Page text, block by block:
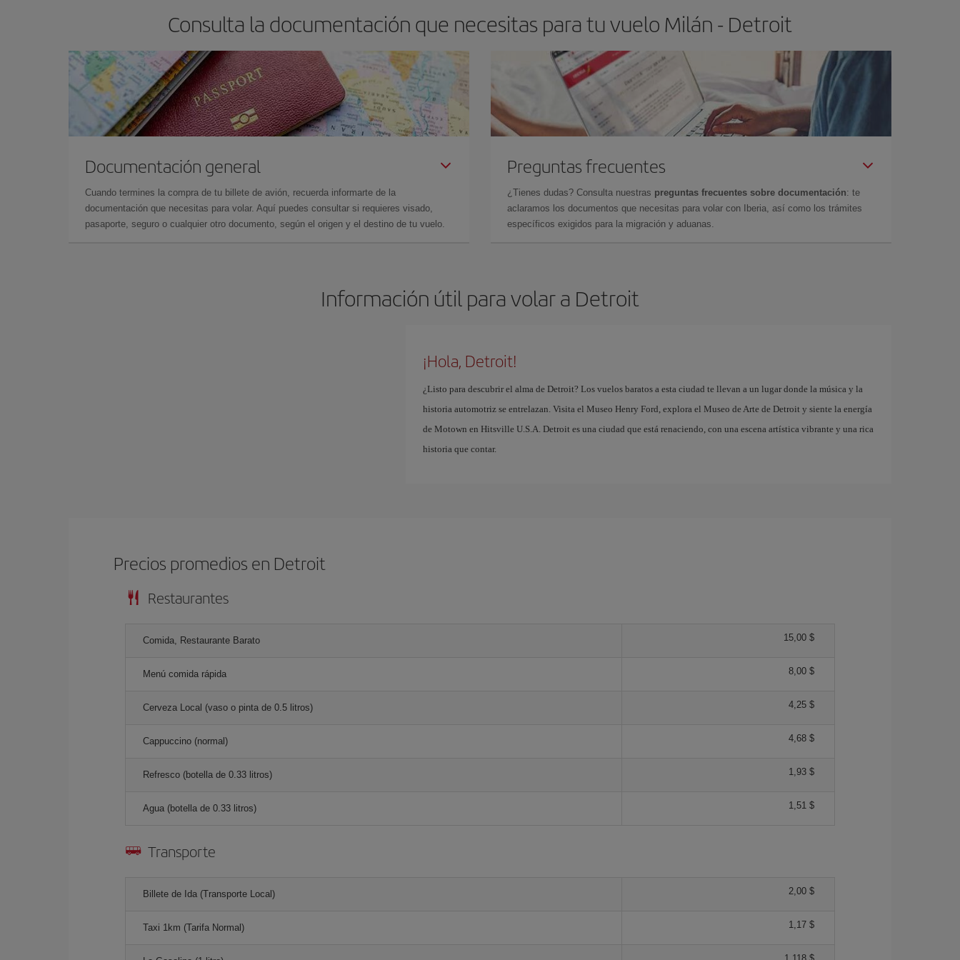
Consulta la documentación que necesitas para tu vuelo Milán - Detroit
Documentación general
Cuando termines la compra de tu billete de avión, recuerda informarte de la
documentación que necesitas para volar. Aquí puedes consultar si requieres visado,
pasaporte, seguro o cualquier otro documento, según el origen y el destino de tu vuelo.
Preguntas frecuentes
¿Tienes dudas? Consulta nuestras preguntas frecuentes sobre documentación: te
aclaramos los documentos que necesitas para volar con Iberia, así como los trámites
específicos exigidos para la migración y aduanas.
Información útil para volar a Detroit
¡Hola, Detroit!
¿Listo para descubrir el alma de Detroit? Los vuelos baratos a esta ciudad te llevan a un lugar donde la música y la
historia automotriz se entrelazan. Visita el Museo Henry Ford, explora el Museo de Arte de Detroit y siente la energía
de Motown en Hitsville U.S.A. Detroit es una ciudad que está renaciendo, con una escena artística vibrante y una rica
historia que contar.
Precios promedios en Detroit
Restaurantes
Comida, Restaurante Barato 15,00 $
Menú comida rápida 8,00 $
Cerveza Local (vaso o pinta de 0.5 litros) 4,25 $
Cappuccino (normal) 4,68 $
Refresco (botella de 0.33 litros) 1,93 $
Agua (botella de 0.33 litros) 1,51 $
Transporte
Billete de Ida (Transporte Local) 2,00 $
Taxi 1km (Tarifa Normal) 1,17 $